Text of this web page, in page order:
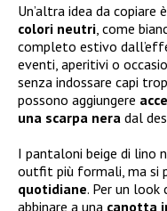
Un’altra idea da copiare
colori neutri , come
completo estivo
eventi, aperitivi o
senza indossare capi
possono aggiungere
una scarpa nera dal
I pantaloni beige di lino
outfit più formali, ma si
quotidiane. Per un
abbinare a una canotta